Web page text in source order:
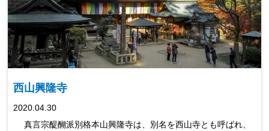
西山興隆寺
2020.04.30
真言宗醍醐派別格本山興隆寺は、別名を西山寺とも呼ばれ、